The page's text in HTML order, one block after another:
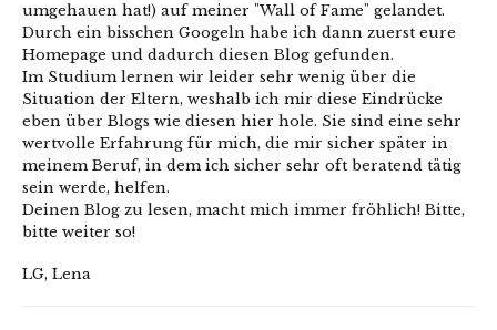
umgehauen hat!) auf meiner "Wall of Fame" gelandet.
Durch ein bisschen Googeln habe ich dann zuerst eure
Homepage und dadurch diesen Blog gefunden.
Im Studium lernen wir leider sehr wenig über die
Situation der Eltern, weshalb ich mir diese Eindrücke
eben über Blogs wie diesen hier hole. Sie sind eine sehr
wertvolle Erfahrung für mich, die mir sicher später in
meinem Beruf, in dem ich sicher sehr oft beratend tätig
sein werde, helfen.
Deinen Blog zu lesen, macht mich immer fröhlich! Bitte,
bitte weiter so!
LG, Lena